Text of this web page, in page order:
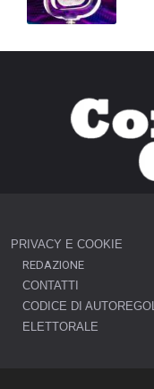
PRIVACY E COOKIE
REDAZIONE
CONTATTI
CODICE DI
ELETTORALE